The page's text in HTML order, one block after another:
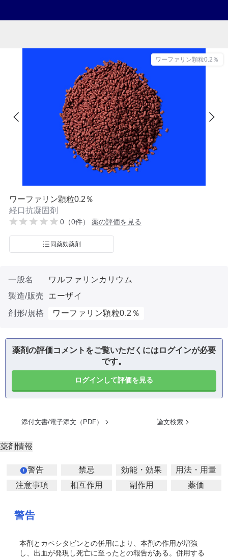
ワーファリン顆粒0.2％
ワーファリン顆粒0.2％
経口抗凝固剤
0（0件） 薬の評価を見る
同薬効薬剤
一般名
ワルファリンカリウム
製造/販売
エーザイ
剤形/規格
ワーファリン顆粒0.2％
薬剤の評価コメントをご覧いただくにはログインが必要
です。
ログインして評価を見る
添付文書/電子添文（PDF） 論文検索
薬剤情報
警告 禁忌 効能・効果
用法・用量
注意事項
相互作用 副作用 薬価
警告
本剤とカペシタビンとの併用により、本剤の作用が増強
し、出血が発現し死亡に至ったとの報告がある。併用する